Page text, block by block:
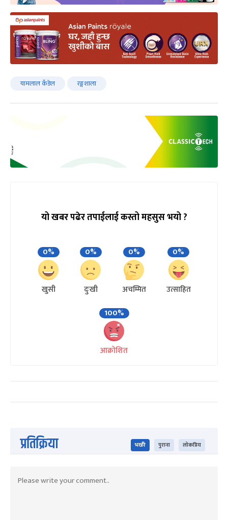
यामलाल कँडेल रङ्गशाला
यो खबर पढेर तपाईलाई कस्तो महसुस भयो ?
0%
खुसी
0%
दुःखी
0%
अचम्मित
0%
उत्साहित
100%
आक्रोशित
प्रतिक्रिया भर्खरै पुराना लोकप्रिय